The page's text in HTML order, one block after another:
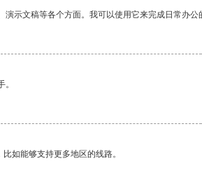
示文稿等各个方面。我可以使用它来完成日常办公
如能够支持更多地区的线路。